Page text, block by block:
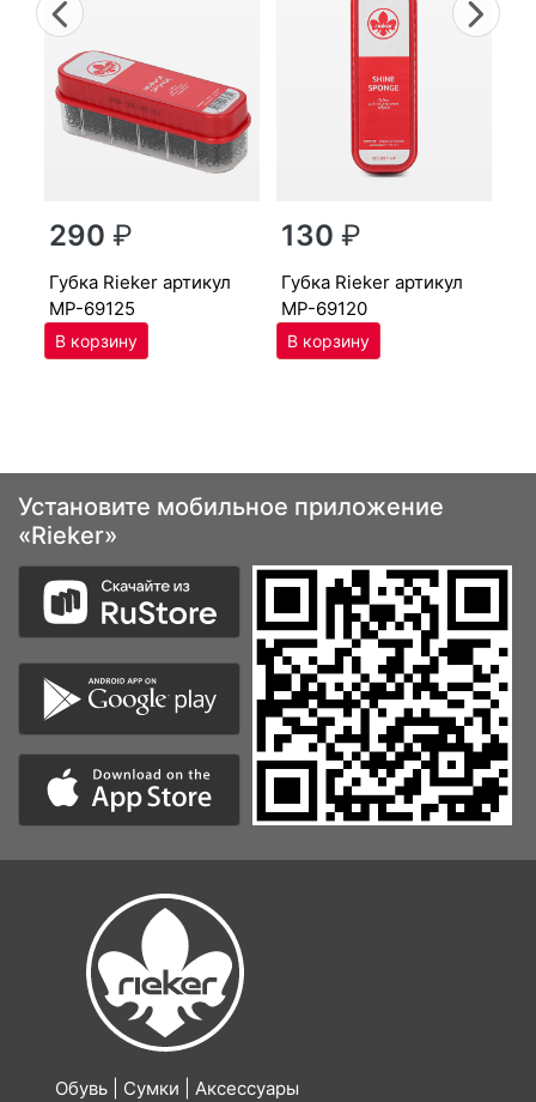
290₽
губ­ка Ri­eker артикул
MP-69125
130₽
губ­ка Ri­eker артикул
MP-69120
Установите мобильное приложение
«Rieker»
Обувь | Сумки | Аксессуары